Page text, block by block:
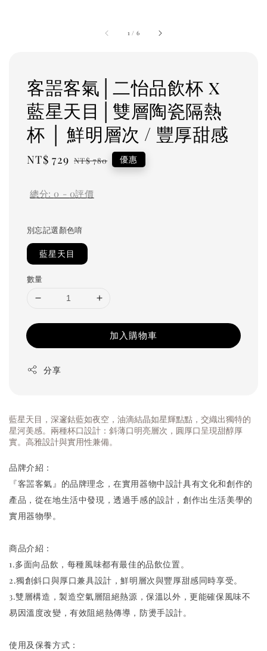
1 / 6
客噐客氣│二怡品飲杯 x
藍星天目│雙層陶瓷隔熱
杯 │ 鮮明層次 / 豐厚甜感
Sale
NT$ 729 Regular
NT$ 780 優惠
總分: 0 - 0評價
別忘記選顏色唷
藍星天目
數量
加入購物車
分享
藍星天目，深邃鈷藍如夜空，油滴結晶如星輝點點，交織出獨特的
星河美感。兩種杯口設計：斜薄口明亮層次，圓厚口呈現甜醇厚
實。高雅設計與實用性兼備。
品牌介紹：
『客噐客氣』的品牌理念，在實用器物中設計具有文化和創作的
產品，從在地生活中發現，透過手感的設計，創作出生活美學的
實用器物學。
商品介紹：
1.多面向品飲，每種風味都有最佳的品飲位置。
2.獨創斜口與厚口兼具設計，鮮明層次與豐厚甜感同時享受。
3.雙層構造，製造空氣層阻絕熱源，保溫以外，更能確保風味不
易因溫度改變，有效阻絕熱傳導，防燙手設計。
使用及保養方式：